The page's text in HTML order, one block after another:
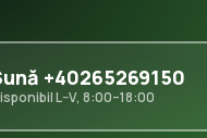
+40265269150
L–V, 8:00–18:00